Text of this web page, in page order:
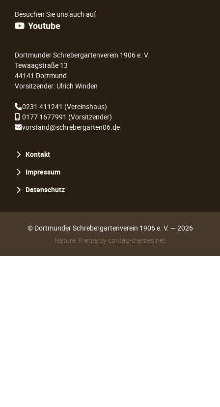
Besuchen Sie uns auch auf
Youtube
Dortmunder Schrebergartenverein 1906 e. V.
Tewaagstraße 13
44141 Dortmund
Vorsitzender: Ulrich Winden
0231 411241 (Vereinshaus)
0177 1677991 (Vorsitzender)
vorstand@schrebergarten06.de
überspringen
Kontakt
Impressum
Datenschutz
© Dortmunder Schrebergartenverein 1906 e. V. — 2026
Nature Theme by contao-themes.net